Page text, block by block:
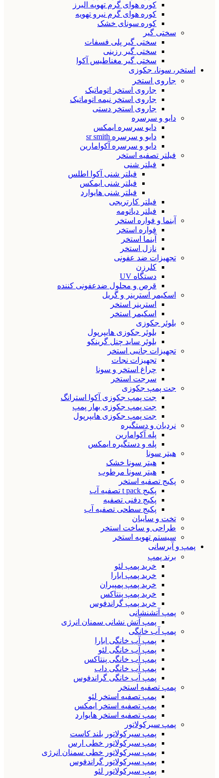
کوره هوای گرم تهویه البرز
کوره هوای گرم نیرو تهویه
کوره سونای خشک
سختی گیر
سختی گیر پلی فسفات
سختی گیر رزینی
سختی گیر مغناطیس آکوا
استخر، سونا، جکوزی
جاروی استخر
جاروی استخر اتوماتیک
جاروی استخر نیمه اتوماتیک
جاروی استخر دستی
دایو و سرسره
دایو سرسره ایمکس
دایو و سرسره sr smith
دایو و سرسره آکوامارین
فیلتر تصفیه استخر
فیلتر شنی
فیلتر شنی آکوا اطلس
فیلتر شنی ایمکس
فیلتر شنی هایوارد
فیلتر کارتریجی
فیلتر دیاتومه
آبنما و فواره استخر
فواره استخر
آبنما استخر
نازل استخر
تجهیزات ضد عفونی
کلرزن
دستگاه UV
قرص و محلول ضدعفونی کننده
اسکیمر استرینر و گریل
استرینر استخر
اسکیمر استخر
بلوئر جکوزی
بلوئر جکوزی هایپرپول
بلوئر ساید چنل گرینکو
تجهیزات جانبی استخر
تجهیزات نجات
چراغ استخر و سونا
سرجت استخر
جت پمپ جکوزی
جت پمپ جکوزی آکوا استرانگ
جت پمپ جکوزی بهار پمپ
جت پمپ جکوزی هایپرپول
نردبان و دستگیره
پله آکوامارین
پله و دستگیره ایمکس
هیتر سونا
هیتر سونا خشک
هیتر سونا مرطوب
پکیج تصفیه استخر
پکیج t pack تصفیه آب
پکیج دفنی تصفیه
پکیج سطحی تصفیه آب
تخت و سایبان
طراحی و ساخت استخر
سیستم تهویه استخر
پمپ و آبرسانی
برند پمپ
خرید پمپ لئو
خرید پمپ ابارا
خرید پمپ پمپیران
خرید پمپ پنتاکس
خرید پمپ گراندفوس
پمپ آتشنشانی
پمپ آتش نشانی سمنان انرژی
پمپ آب خانگی
پمپ آب خانگی ابارا
پمپ آب خانگی لئو
پمپ آب خانگی پنتاکس
پمپ آب خانگی داب
پمپ آب خانگی گراندفوس
پمپ تصفیه استخر
پمپ تصفیه استخر لئو
پمپ تصفیه استخر ایمکس
پمپ تصفیه استخر هایوارد
پمپ سیرکولاتور
پمپ سیرکولاتور بلند کاست
پمپ سیرکولاتور خطی ارس
پمپ سیرکولاتور خطی سمنان انرژی
پمپ سیرکولاتور گراندفوس
پمپ سیرکولاتور لئو